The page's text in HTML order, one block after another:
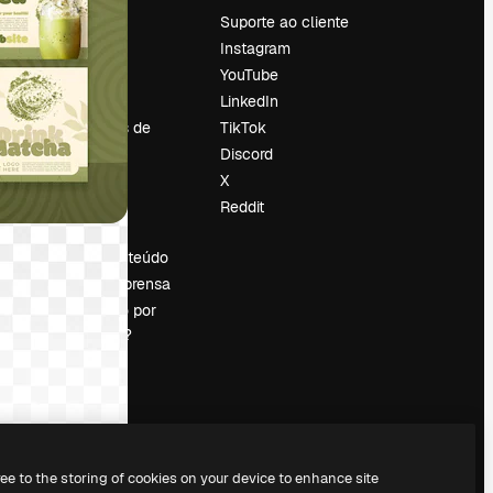
Preços
Sobre nós
Reviews
Emprego
Tendências de
pesquisa
Blog
Vender conteúdo
Sala de imprensa
Procurando por
magnific.ai?
Suporte ao cliente
Instagram
YouTube
LinkedIn
TikTok
Discord
X
Reddit
to the storing of cookies on your device to enhance site